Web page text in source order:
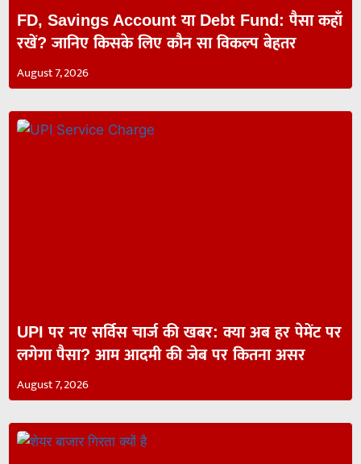
FD, Savings Account या Debt Fund: पैसा कहाँ
रखें? जानिए किसके लिए कौन सा विकल्प बेहतर
August 7, 2026
UPI पर नए सर्विस चार्ज की खबर: क्या अब हर पेमेंट पर
लगेगा पैसा? आम आदमी की जेब पर कितना असर
August 7, 2026